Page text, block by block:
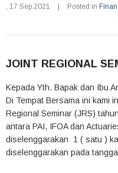
, 17.Sep.2021 Posted in
JOINT REGIONAL
Kepada Yth. Bapak dan Ibu
Di Tempat Bersama ini kami
Regional Seminar (JRS)
antara PAI, IFOA dan
diselenggarakan 1 ( satu )
diselenggarakan pada